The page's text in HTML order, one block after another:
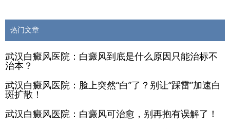
热门文章
武汉白癜风医院：白癜风到底是什么原因只能治标不
治本？
武汉白癜风医院：脸上突然“白”了？别让“踩雷”加速白
斑扩散！
武汉白癜风医院：白癜风可治愈，别再抱有误解了！